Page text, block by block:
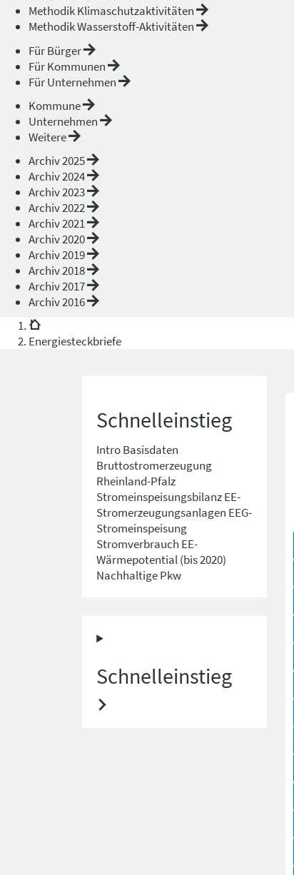
Methodik Klimaschutzaktivitäten
Methodik Wasserstoff-Aktivitäten
Für Bürger
Für Kommunen
Für Unternehmen
Kommune
Unternehmen
Weitere
Archiv 2025
Archiv 2024
Archiv 2023
Archiv 2022
Archiv 2021
Archiv 2020
Archiv 2019
Archiv 2018
Archiv 2017
Archiv 2016
Energiesteckbriefe
Schnelleinstieg
IntroBasisdaten
Bruttostromerzeugung
Rheinland-Pfalz
StromeinspeisungsbilanzEE-
Stromerzeugungsanlagen EEG-
Stromeinspeisung
Stromverbrauch EE-
Wärmepotential (bis 2020)
Nachhaltige Pkw
Schnelleinstieg